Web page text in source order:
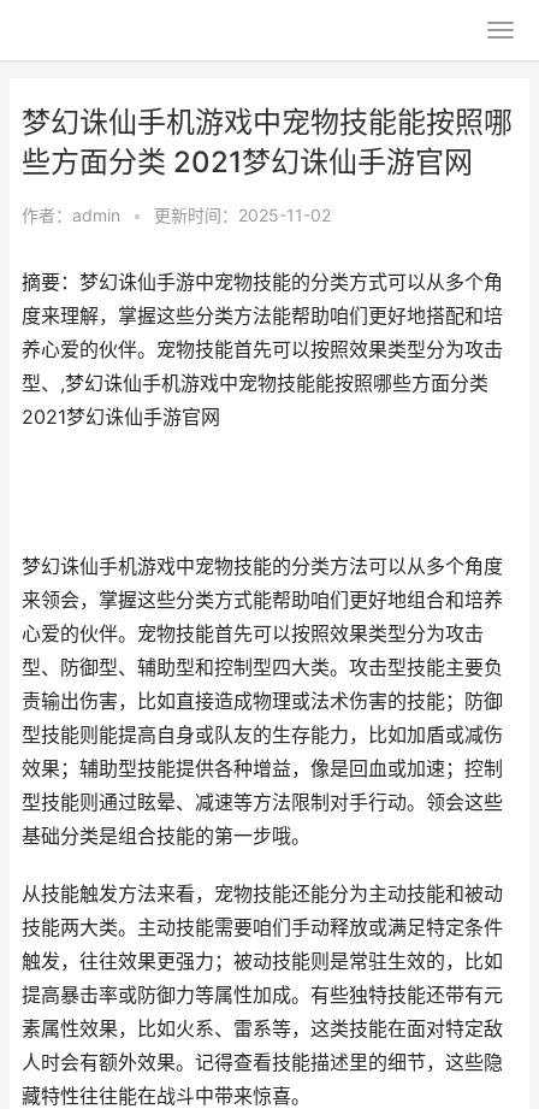
梦幻诛仙手机游戏中宠物技能能按照哪
些方面分类 2021梦幻诛仙手游官网
作者： admin • 更新时间：2025-11-02
摘要：梦幻诛仙手游中宠物技能的分类方式可以从多个角
度来理解，掌握这些分类方法能帮助咱们更好地搭配和培
养心爱的伙伴。宠物技能首先可以按照效果类型分为攻击
型、,梦幻诛仙手机游戏中宠物技能能按照哪些方面分类
2021梦幻诛仙手游官网
梦幻诛仙手机游戏中宠物技能的分类方法可以从多个角度
来领会，掌握这些分类方式能帮助咱们更好地组合和培养
心爱的伙伴。宠物技能首先可以按照效果类型分为攻击
型、防御型、辅助型和控制型四大类。攻击型技能主要负
责输出伤害，比如直接造成物理或法术伤害的技能；防御
型技能则能提高自身或队友的生存能力，比如加盾或减伤
效果；辅助型技能提供各种增益，像是回血或加速；控制
型技能则通过眩晕、减速等方法限制对手行动。领会这些
基础分类是组合技能的第一步哦。
从技能触发方法来看，宠物技能还能分为主动技能和被动
技能两大类。主动技能需要咱们手动释放或满足特定条件
触发，往往效果更强力；被动技能则是常驻生效的，比如
提高暴击率或防御力等属性加成。有些独特技能还带有元
素属性效果，比如火系、雷系等，这类技能在面对特定敌
人时会有额外效果。记得查看技能描述里的细节，这些隐
藏特性往往能在战斗中带来惊喜。